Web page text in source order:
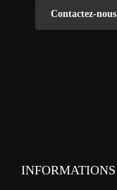
Contactez-nous
INFORMATIONS